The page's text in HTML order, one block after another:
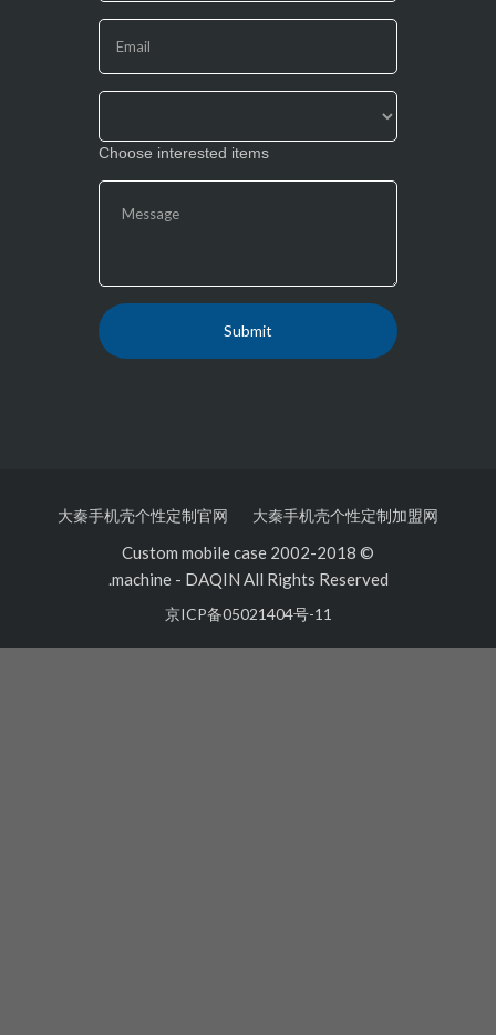
this
Choose interested items
大秦手机壳个性定制官网 大秦手机壳个性定制加盟
© 2002-2018 Custom mobile case
machine-DAQIN All Rights Reserved.
京ICP备05021404号-11